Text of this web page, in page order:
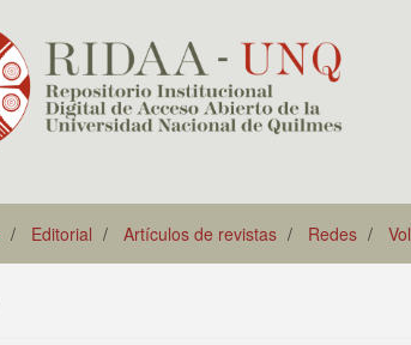
Editorial Artículos de revistas Redes